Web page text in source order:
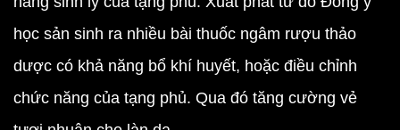
học sản sinh ra nhiều bài thuốc ngâm rượu thảo
dược có khả năng bổ khí huyết, hoặc điều chỉnh
chức năng của tạng phủ. Qua đó tăng cường vẻ